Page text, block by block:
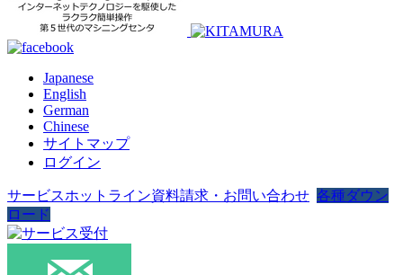
Japanese
English
German
Chinese
サイトマップ
ログイン
サービスホットライン資料請求・お問い合わせ 各種ダウン
ロード